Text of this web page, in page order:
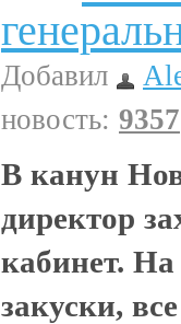
Добавил
новость: 9357
В канун
директор
кабинет. На
закуски,